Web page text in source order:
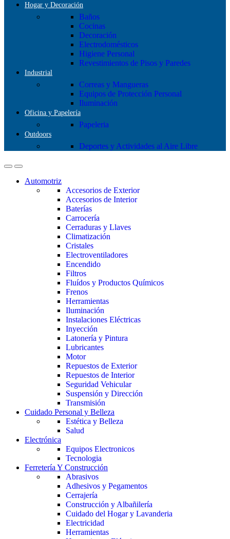
Hogar y Decoración
Baños
Cocinas
Decoración
Electrodomésticos
Higiene Personal
Revestimientos de Pisos y Paredes
Industrial
Correas y Mangueras
Equipos de Protección Personal
Iluminación
Oficina y Papelería
Papeleria
Outdoors
Deportes y Actividades al Aire Libre
Automotriz
Accesorios de Exterior
Accesorios de Interior
Baterías
Carrocería
Cerraduras y Llaves
Climatización
Cristales
Electroventiladores
Encendido
Filtros
Fluídos y Productos Químicos
Frenos
Herramientas
Iluminación
Instalaciones Eléctricas
Inyección
Latonería y Pintura
Lubricantes
Motor
Repuestos de Exterior
Repuestos de Interior
Seguridad Vehicular
Suspensión y Dirección
Transmisión
Cuidado Personal y Belleza
Estética y Belleza
Salud
Electrónica
Equipos Electronicos
Tecnologia
Ferretería Y Construcción
Abrasivos
Adhesivos y Pegamentos
Cerrajería
Construcción y Albañilería
Cuidado del Hogar y Lavanderia
Electricidad
Herramientas